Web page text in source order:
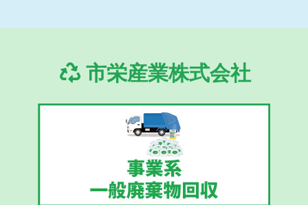
市栄産業株式会社